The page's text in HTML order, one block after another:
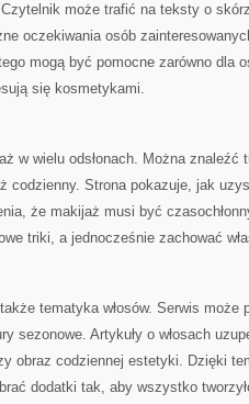
może trafić na teksty o
oczekiwania osób
mogą być pomocne zarówno dla
się kosmetykami.
w wielu odsłonach. Można
codzienny. Strona pokazuje, jak
że makijaż musi być
triki, a jednocześnie zachować
tematyka włosów. Serwis może
sezonowe. Artykuły o włosach
obraz codziennej estetyki. Dzięki
dodatki tak, aby wszystko